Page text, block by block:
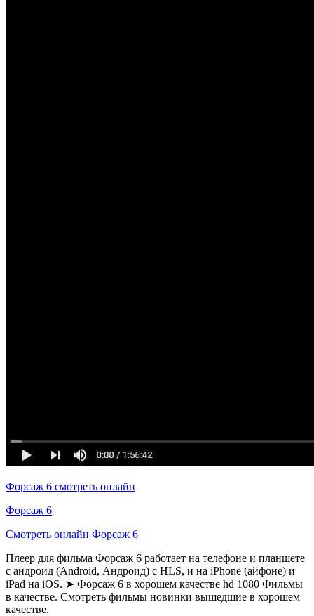
Форсаж 6 смотреть онлайн
Форсаж 6
Смотреть онлайн Форсаж 6
Плеер для фильма Форсаж 6 работает на телефоне и планшете
с андроид (Android, Андроид) с HLS, и на iPhone (айфоне) и
iPad на iOS. ➤ Форсаж 6 в хорошем качестве hd 1080 Фильмы
в качестве. Смотреть фильмы новинки вышедшие в хорошем
качестве.